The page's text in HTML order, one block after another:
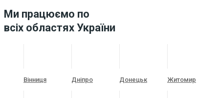
Ми працюємо по
всіх областях України
Вінниця Дніпро Донецьк Житомир